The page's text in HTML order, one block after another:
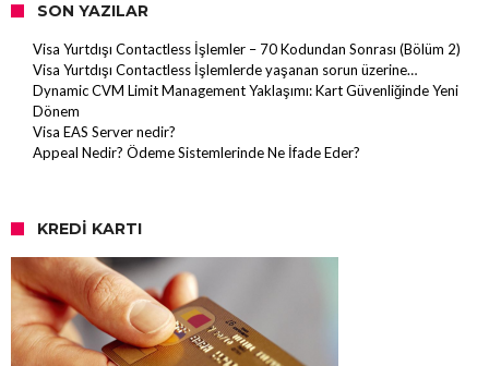
SON YAZILAR
Visa Yurtdışı Contactless İşlemler – 70 Kodundan Sonrası (Bölüm 2)
Visa Yurtdışı Contactless İşlemlerde yaşanan sorun üzerine…
Dynamic CVM Limit Management Yaklaşımı: Kart Güvenliğinde Yeni
Dönem
Visa EAS Server nedir?
Appeal Nedir? Ödeme Sistemlerinde Ne İfade Eder?
KREDI KARTI